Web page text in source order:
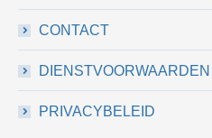
CONTACT
DIENSTVOORWAARDEN
PRIVACYBELEID